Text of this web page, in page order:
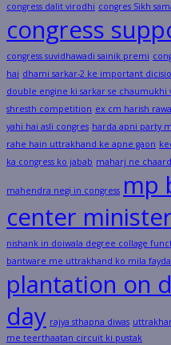
congress dalit virodhi congres Sikh
congress
congress suvidhawadi sainik premi
hai dhami sarkar-2 ke important
double engine ki sarkar se chaumukhi
shresth competition ex cm harish
yahi hai asli congres harda apni party
rahe hain uttrakhand ke apne gaon
ka congress ko jabab maharj ne
mahendra negi in congress mp
center
nishank in doiwala degree collage
bantware me uttrakhand ko mila fayda
plantation on
day rajya sthapna diwas
me teerthaatan circuit ki pustak